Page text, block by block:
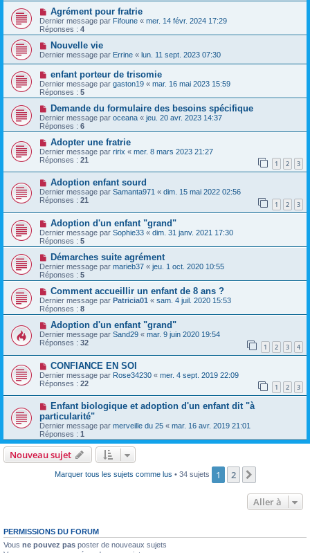
Agrément pour fratrie
Dernier message par Fifoune « mer. 14 févr. 2024 17:29
Réponses : 4
Nouvelle vie
Dernier message par Errine « lun. 11 sept. 2023 07:30
enfant porteur de trisomie
Dernier message par gaston19 « mar. 16 mai 2023 15:59
Réponses : 5
Demande du formulaire des besoins spécifique
Dernier message par oceana « jeu. 20 avr. 2023 14:37
Réponses : 6
Adopter une fratrie
Dernier message par ririx « mer. 8 mars 2023 21:27
Réponses : 21 1 2 3
Adoption enfant sourd
Dernier message par Samanta971 « dim. 15 mai 2022 02:56
Réponses : 21 1 2 3
Adoption d'un enfant "grand"
Dernier message par Sophie33 « dim. 31 janv. 2021 17:30
Réponses : 5
Démarches suite agrément
Dernier message par marieb37 « jeu. 1 oct. 2020 10:55
Réponses : 5
Comment accueillir un enfant de 8 ans ?
Dernier message par Patricia01 « sam. 4 juil. 2020 15:53
Réponses : 8
Adoption d'un enfant "grand"
Dernier message par Sand29 « mar. 9 juin 2020 19:54
Réponses : 32 1 2 3 4
CONFIANCE EN SOI
Dernier message par Rose34230 « mer. 4 sept. 2019 22:09
Réponses : 22 1 2 3
Enfant biologique et adoption d'un enfant dit "à
particularité"
Dernier message par merveille du 25 « mar. 16 avr. 2019 21:01
Réponses : 1
Nouveau sujet
Marquer tous les sujets comme lus • 34 sujets 1 2
Aller à
PERMISSIONS DU FORUM
Vous ne pouvez pas poster de nouveaux sujets